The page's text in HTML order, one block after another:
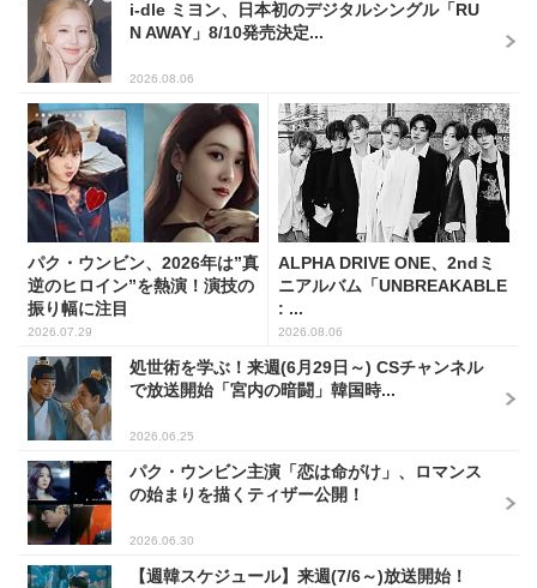
i-dle ミヨン、日本初のデジタルシングル「RU
N AWAY」8/10発売決定...
2026.08.06
パク・ウンビン、2026年は”真
逆のヒロイン”を熱演！演技の
振り幅に注目
2026.07.29
ALPHA DRIVE ONE、2ndミ
ニアルバム「UNBREAKABLE
: ...
2026.08.06
処世術を学ぶ！来週(6月29日～) CSチャンネル
で放送開始「宮内の暗闘」韓国時...
2026.06.25
パク・ウンビン主演「恋は命がけ」、ロマンス
の始まりを描くティザー公開！
2026.06.30
【週韓スケジュール】来週(7/6～)放送開始！